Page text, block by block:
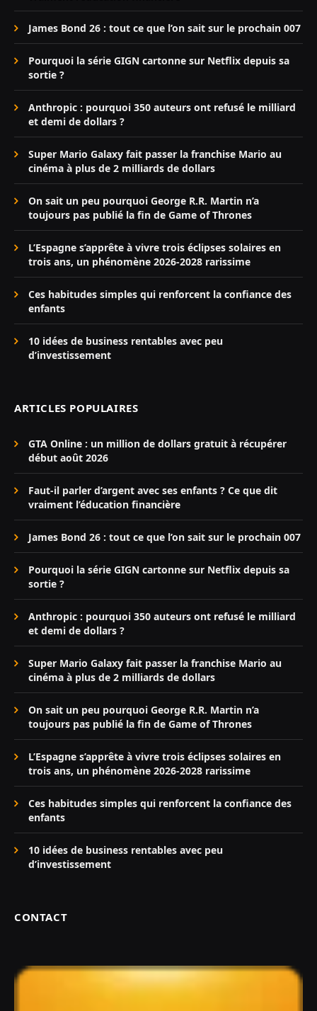
James Bond 26 : tout ce que l’on sait sur le prochain 007
Pourquoi la série GIGN cartonne sur Netflix depuis sa
sortie ?
Anthropic : pourquoi 350 auteurs ont refusé le milliard
et demi de dollars ?
Super Mario Galaxy fait passer la franchise Mario au
cinéma à plus de 2 milliards de dollars
On sait un peu pourquoi George R.R. Martin n’a
toujours pas publié la fin de Game of Thrones
L’Espagne s’apprête à vivre trois éclipses solaires en
trois ans, un phénomène 2026-2028 rarissime
Ces habitudes simples qui renforcent la confiance des
enfants
10 idées de business rentables avec peu
d’investissement
ARTICLES POPULAIRES
GTA Online : un million de dollars gratuit à récupérer
début août 2026
Faut-il parler d’argent avec ses enfants ? Ce que dit
vraiment l’éducation financière
James Bond 26 : tout ce que l’on sait sur le prochain 007
Pourquoi la série GIGN cartonne sur Netflix depuis sa
sortie ?
Anthropic : pourquoi 350 auteurs ont refusé le milliard
et demi de dollars ?
Super Mario Galaxy fait passer la franchise Mario au
cinéma à plus de 2 milliards de dollars
On sait un peu pourquoi George R.R. Martin n’a
toujours pas publié la fin de Game of Thrones
L’Espagne s’apprête à vivre trois éclipses solaires en
trois ans, un phénomène 2026-2028 rarissime
Ces habitudes simples qui renforcent la confiance des
enfants
10 idées de business rentables avec peu
d’investissement
CONTACT